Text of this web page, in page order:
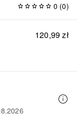
0 (0)
120,99 zł